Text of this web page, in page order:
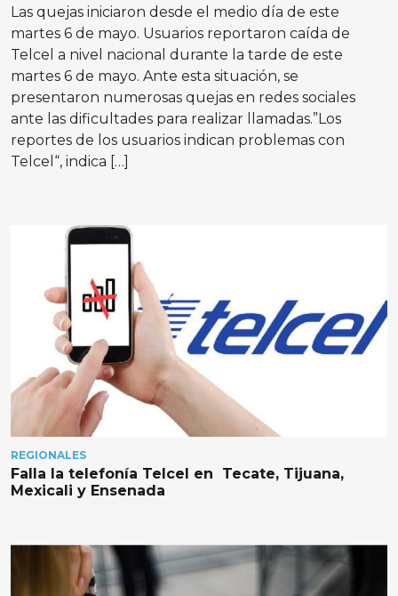
Las quejas iniciaron desde el medio día de este
martes 6 de mayo. Usuarios reportaron caída de
Telcel a nivel nacional durante la tarde de este
martes 6 de mayo. Ante esta situación, se
presentaron numerosas quejas en redes sociales
ante las dificultades para realizar llamadas.”Los
reportes de los usuarios indican problemas con
Telcel“, indica […]
REGIONALES
Falla la telefonía Telcel en Tecate, Tijuana,
Mexicali y Ensenada